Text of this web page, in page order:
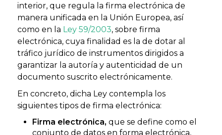
interior, que regula la firma electrónica de
manera unificada en la Unión Europea, así
como en la Ley 59/2003, sobre firma
electrónica, cuya finalidad es la de dotar al
tráfico jurídico de instrumentos dirigidos a
garantizar la autoría y autenticidad de un
documento suscrito electrónicamente.
En concreto, dicha Ley contempla los
siguientes tipos de firma electrónica:
Firma electrónica, que se define como el
conjunto de datos en forma electrónica,